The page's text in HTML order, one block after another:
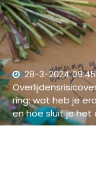
28-3-2024 09:45
ring: wat heb je
en hoe sluit je het